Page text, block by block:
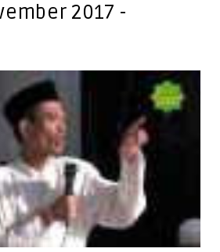
2017 -